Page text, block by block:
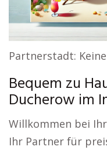
Partnerstadt:
Bequem zu
Ducherow im
Willkommen bei
Ihr Partner für